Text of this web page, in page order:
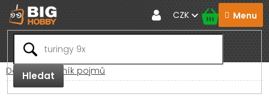
Přejít
na
obsah
Hledat
CZK
Domů Slovník pojmů